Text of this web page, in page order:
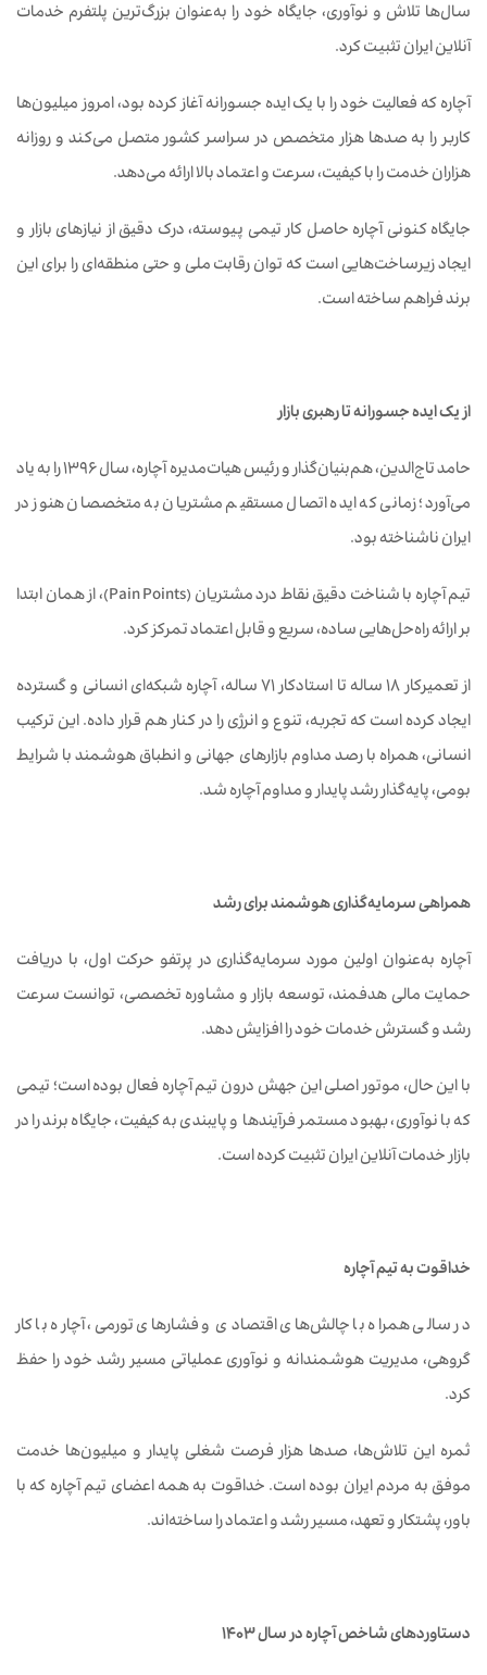
سال‌ها تلاش و نوآوری، جایگاه خود را به‌عنوان بزرگ‌ترین پلتفرم خدمات
آنلاین ایران تثبیت کرد.
آچاره که فعالیت خود را با یک ایده جسورانه آغاز کرده بود، امروز میلیون‌ها
کاربر را به صدها هزار متخصص در سراسر کشور متصل می‌کند و روزانه
هزاران خدمت را با کیفیت، سرعت و اعتماد بالا ارائه می‌دهد.
جایگاه کنونی آچاره حاصل کار تیمی پیوسته، درک دقیق از نیازهای بازار و
ایجاد زیرساخت‌هایی است که توان رقابت ملی و حتی منطقه‌ای را برای این
برند فراهم ساخته است.
از یک ایده جسورانه تا رهبری بازار
حامد تاج‌الدین، هم‌بنیان‌گذار و رئیس هیات‌مدیره آچاره، سال ۱۳۹۶ را به یاد
می‌آورد؛ زمانی که ایده اتصال مستقیم مشتریان به متخصصان هنوز در
ایران ناشناخته بود.
تیم آچاره با شناخت دقیق نقاط درد مشتریان (Pain Points)، از همان ابتدا
بر ارائه راه‌حل‌هایی ساده، سریع و قابل اعتماد تمرکز کرد.
از تعمیرکار ۱۸ ساله تا استادکار ۷۱ ساله، آچاره شبکه‌ای انسانی و گسترده
ایجاد کرده است که تجربه، تنوع و انرژی را در کنار هم قرار داده. این ترکیب
انسانی، همراه با رصد مداوم بازارهای جهانی و انطباق هوشمند با شرایط
بومی، پایه‌گذار رشد پایدار و مداوم آچاره شد.
همراهی سرمایه‌گذاری هوشمند برای رشد
آچاره به‌عنوان اولین مورد سرمایه‌گذاری در پرتفو حرکت اول، با دریافت
حمایت مالی هدفمند، توسعه بازار و مشاوره تخصصی، توانست سرعت
رشد و گسترش خدمات خود را افزایش دهد.
با این حال، موتور اصلی این جهش درون تیم آچاره فعال بوده است؛ تیمی
که با نوآوری، بهبود مستمر فرآیندها و پایبندی به کیفیت، جایگاه برند را در
بازار خدمات آنلاین ایران تثبیت کرده است.
خداقوت به تیم آچاره
در سالی همراه با چالش‌های اقتصادی و فشارهای تورمی، آچاره با کار
گروهی، مدیریت هوشمندانه و نوآوری عملیاتی مسیر رشد خود را حفظ
کرد.
ثمره این تلاش‌ها، صدها هزار فرصت شغلی پایدار و میلیون‌ها خدمت
موفق به مردم ایران بوده است. خداقوت به همه اعضای تیم آچاره که با
باور، پشتکار و تعهد، مسیر رشد و اعتماد را ساخته‌اند.
دستاوردهای شاخص آچاره در سال ۱۴۰۳